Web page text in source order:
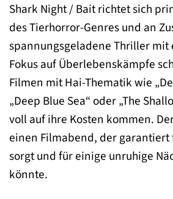
Shark Night / Bait richtet sich
des Tierhorror-Genres und an
spannungsgeladene Thriller mit
Fokus auf Überlebenskämpfe
Filmen mit Hai-Thematik wie
„Deep Blue Sea“ oder „The
voll auf ihre Kosten kommen.
einen Filmabend, der garantiert
sorgt und für einige unruhige
könnte.